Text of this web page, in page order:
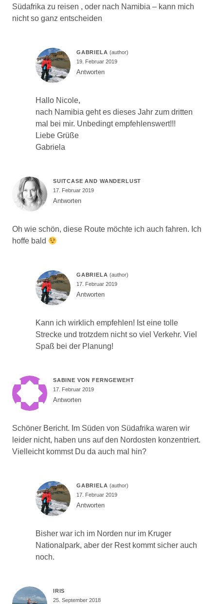
Südafrika zu reisen , oder nach Namibia – kann mich
nicht so ganz entscheiden
GABRIELA
19. Februar 2019
Antworten
Hallo Nicole,
nach Namibia geht es dieses Jahr zum dritten
mal bei mir. Unbedingt empfehlenswert!!!
Liebe Grüße
Gabriela
SUITCASE AND WANDERLUST
17. Februar 2019
Antworten
Oh wie schön, diese Route möchte ich auch fahren. Ich
hoffe bald
GABRIELA
17. Februar 2019
Antworten
Kann ich wirklich empfehlen! Ist eine tolle
Strecke und trotzdem nicht so viel Verkehr. Viel
Spaß bei der Planung!
SABINE VON FERNGEWEHT
17. Februar 2019
Antworten
Schöner Bericht. Im Süden von Südafrika waren wir
leider nicht, haben uns auf den Nordosten konzentriert.
Vielleicht kommst Du da auch mal hin?
GABRIELA
17. Februar 2019
Antworten
Bisher war ich im Norden nur im Kruger
Nationalpark, aber der Rest kommt sicher auch
noch.
IRIS
25. September 2018